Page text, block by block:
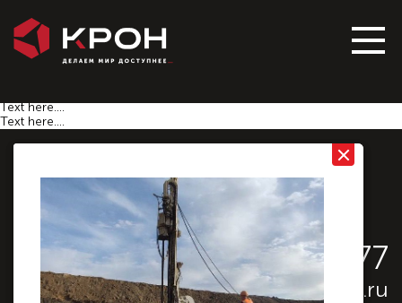
Text here....
Text here....
Text here....
Text here....
Text here....
Text here....
8 (342) 214-77-77
perm@grouting.ru